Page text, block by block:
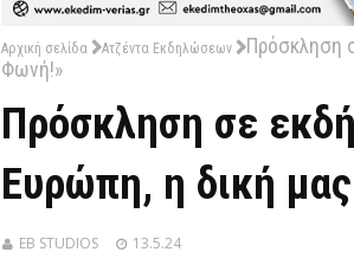
Αρχική σελίδα Ατζέντα Εκδηλώσεων
Πρόσκληση
Φωνή!»
Πρόσκληση σε
Ευρώπη, η δική
EB STUDIOS 13.5.24